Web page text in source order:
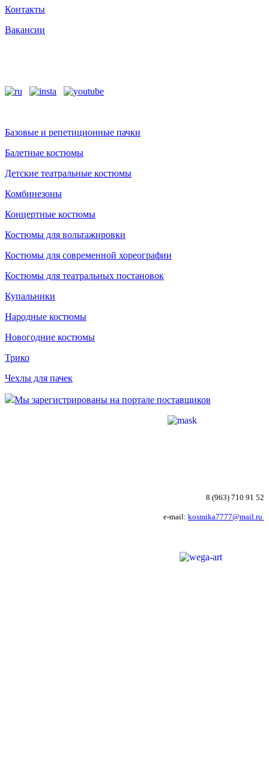
Контакты
Вакансии
Базовые и репетиционные пачки
Балетные костюмы
Детские театральные костюмы
Комбинезоны
Концертные костюмы
Костюмы для вольтажировки
Костюмы для современной хореографии
Костюмы для театральных постановок
Купальники
Народные костюмы
Новогодние костюмы
Трико
Чехлы для пачек
Мы зарегистрированы на портале поставщиков
8 (963) 710 91 52
e-mail: kosmika7777@mail.ru